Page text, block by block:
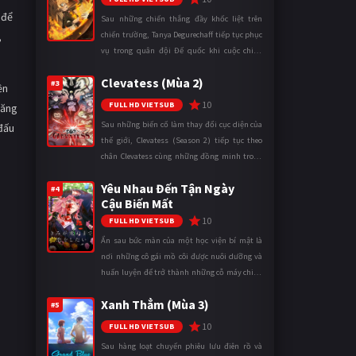
Sau những chiến thắng đầy khốc liệt trên
chiến trường, Tanya Degurechaff tiếp tục phục
vụ trong quân đội Đế quốc khi cuộc chiến
mặt trận. Dù sở hữu tài năn ...
#3 Clevatess (Mùa 2)
FULL HD VIETSUB 10
Sau những biến cố làm thay đổi cục diện của
thế giới, Clevatess (Season 2) tiếp tục theo
chân Clevatess cùng những đồng minh trong
loại đến bờ vực diệ ...
#4
Yêu Nhau Đến Tận Ngày
Cậu Biến Mất
FULL HD VIETSUB 10
Ẩn sau bức màn của một học viện bí mật là
nơi những cô gái mồ côi được nuôi dưỡng và
huấn luyện để trở thành những cỗ máy chiến
được xem là điều hiển nh ...
#5 Xanh Thẳm (Mùa 3)
FULL HD VIETSUB 10
Sau hàng loạt chuyến phiêu lưu điên rồ và